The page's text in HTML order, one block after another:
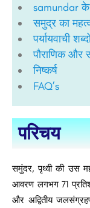
samundar के
समुद्र का
पर्यायवाची
पौराणिक और
निष्कर्ष​
FAQ’s
परिचय​
समुंदर, पृथ्वी की उस
आवरण लगभग 71
और अद्वितीय